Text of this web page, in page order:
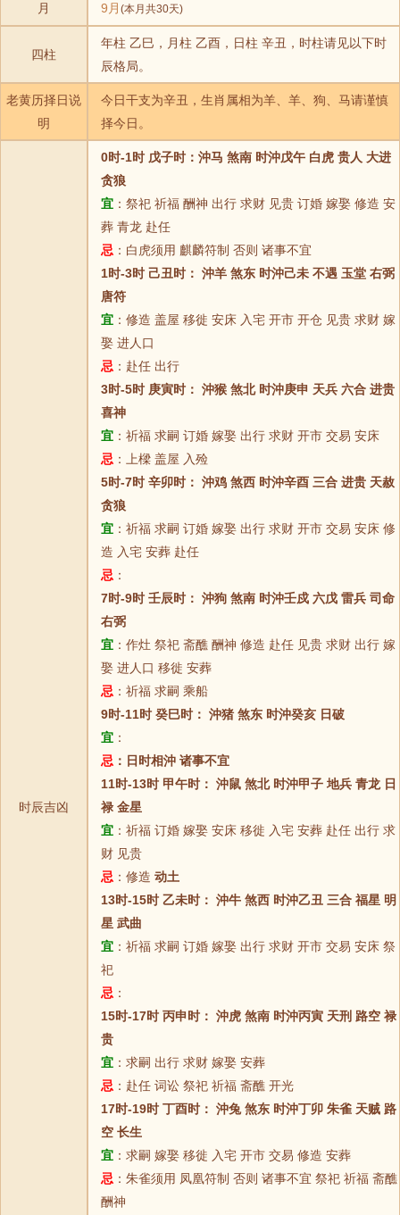
月 9月(本月共30天)
四柱
年柱 乙巳，月柱 乙酉，日柱 辛丑，时柱请见以下时
辰格局。
老黄历择日说
明
今日干支为辛丑，生肖属相为羊、羊、狗、马请谨慎
择今日。
时辰吉凶
0时-1时 戊子时：沖马 煞南 时沖戊午 白虎 贵人 大进
贪狼
宜 ：祭祀 祈福 酬神 出行 求财 见贵 订婚 嫁娶 修造 安
葬 青龙 赴任
忌 ：白虎须用 麒麟符制 否则 诸事不宜
1时-3时 己丑时： 沖羊 煞东 时沖己未 不遇 玉堂 右弼
唐符
宜 ：修造 盖屋 移徙 安床 入宅 开市 开仓 见贵 求财 嫁
娶 进人口
忌 ：赴任 出行
3时-5时 庚寅时： 沖猴 煞北 时沖庚申 天兵 六合 进贵
喜神
宜 ：祈福 求嗣 订婚 嫁娶 出行 求财 开市 交易 安床
忌 ：上樑 盖屋 入殓
5时-7时 辛卯时： 沖鸡 煞西 时沖辛酉 三合 进贵 天赦
贪狼
宜 ：祈福 求嗣 订婚 嫁娶 出行 求财 开市 交易 安床 修
造 入宅 安葬 赴任
忌 ：
7时-9时 壬辰时： 沖狗 煞南 时沖壬戍 六戊 雷兵 司命
右弼
宜 ：作灶 祭祀 斋醮 酬神 修造 赴任 见贵 求财 出行 嫁
娶 进人口 移徙 安葬
忌 ：祈福 求嗣 乘船
9时-11时 癸巳时： 沖猪 煞东 时沖癸亥 日破
宜 ：
忌 ：日时相沖 诸事不宜
11时-13时 甲午时： 沖鼠 煞北 时沖甲子 地兵 青龙 日
禄 金星
宜 ：祈福 订婚 嫁娶 安床 移徙 入宅 安葬 赴任 出行 求
财 见贵
忌 ：修造动土
13时-15时 乙未时： 沖牛 煞西 时沖乙丑 三合 福星 明
星 武曲
宜 ：祈福 求嗣 订婚 嫁娶 出行 求财 开市 交易 安床 祭
祀
忌 ：
15时-17时 丙申时： 沖虎 煞南 时沖丙寅 天刑 路空 禄
贵
宜 ：求嗣 出行 求财 嫁娶 安葬
忌 ：赴任 词讼 祭祀 祈福 斋醮 开光
17时-19时 丁酉时： 沖兔 煞东 时沖丁卯 朱雀 天贼 路
空 长生
宜 ：求嗣 嫁娶 移徙 入宅 开市 交易 修造 安葬
忌 ：朱雀须用 凤凰符制 否则 诸事不宜 祭祀 祈福 斋醮
酬神